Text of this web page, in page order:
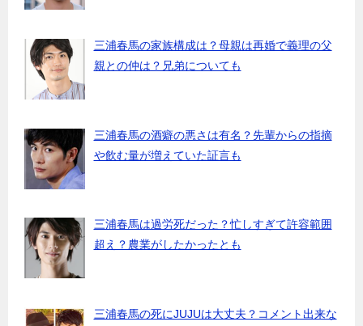
三浦春馬の家族構成は？母親は再婚で義理の父
親との仲は？兄弟についても
三浦春馬の酒癖の悪さは有名？先輩からの指摘
や飲む量が増えていた証言も
三浦春馬は過労死だった？忙しすぎて許容範囲
超え？農業がしたかったとも
三浦春馬の死にJUJUは大丈夫？コメント出来な